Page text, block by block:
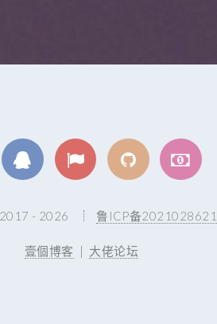
- 2026 鲁ICP备
壹個博客 | 大佬论坛